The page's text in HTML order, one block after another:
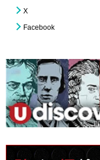
X
Facebook